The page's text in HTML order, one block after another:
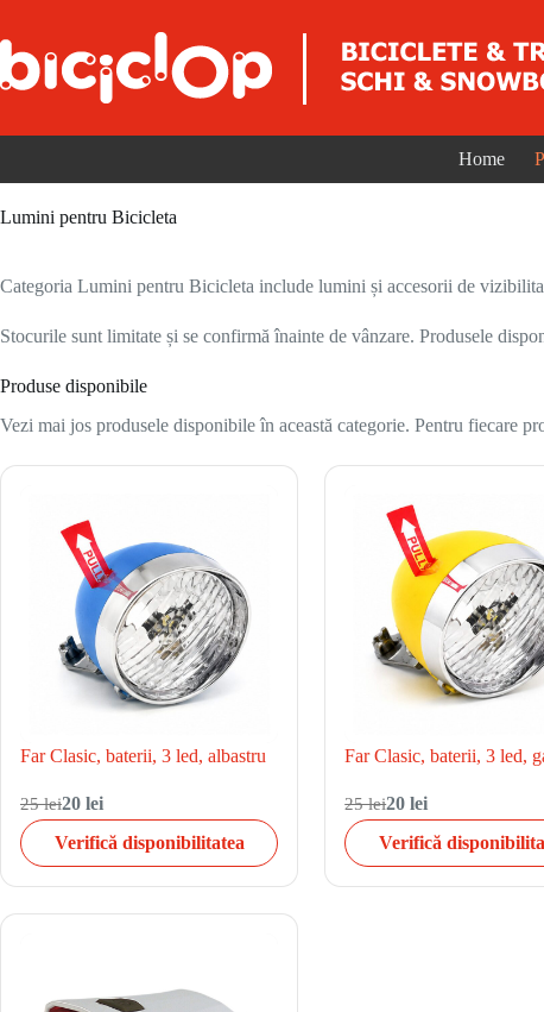
Home
Lumini pentru Bicicleta
Categoria Lumini pentru Bicicleta include lumini și accesorii de
Stocurile sunt limitate și se confirmă înainte de vânzare. Produsele
Produse disponibile
Vezi mai jos produsele disponibile în această categorie. Pentru fiecare
Far Clasic, baterii, 3 led, albastru
25 lei20 lei
Verifică disponibilitatea
Far Clasic, baterii, 3 led,
25 lei20 lei
Verifică